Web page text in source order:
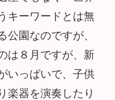
キーワードとは無
公園なのですが、
は８月ですが、新
いっぱいで、子供
楽器を演奏したり